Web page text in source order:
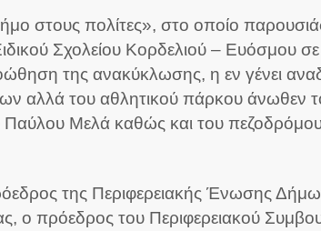
στους πολίτες», στο οποίο
Σχολείου Κορδελιού – Ευόσμου σε
της ανακύκλωσης, η εν γένει
αλλά του αθλητικού πάρκου άνωθεν
Μελά καθώς και του
της Περιφερειακής Ένωσης
ο πρόεδρος του Περιφερειακού